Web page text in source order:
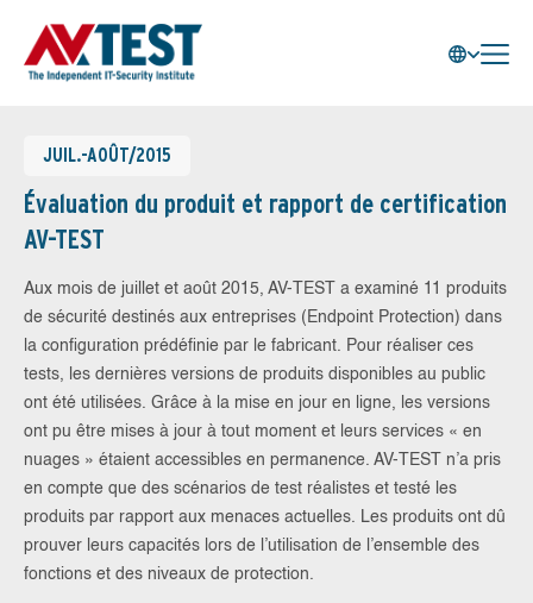
JUIL.-AOÛT/2015
Évaluation du produit et rapport de certification
AV-TEST
Aux mois de juillet et août 2015, AV-TEST a examiné 11 produits
de sécurité destinés aux entreprises (Endpoint Protection) dans
la configuration prédéfinie par le fabricant. Pour réaliser ces
tests, les dernières versions de produits disponibles au public
ont été utilisées. Grâce à la mise en jour en ligne, les versions
ont pu être mises à jour à tout moment et leurs services « en
nuages » étaient accessibles en permanence. AV-TEST n’a pris
en compte que des scénarios de test réalistes et testé les
produits par rapport aux menaces actuelles. Les produits ont dû
prouver leurs capacités lors de l’utilisation de l’ensemble des
fonctions et des niveaux de protection.